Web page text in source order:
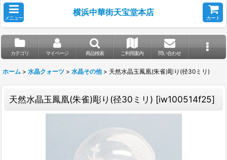
メニュー
横浜中華街天宝堂本店
カート
カテゴリ マイページ 商品検索 ご利用案内 問い合わせ
ホーム > 水晶クォーツ > 水晶その他 > 天然水晶玉鳳凰(朱雀)彫り(径30ミリ)
天然水晶玉鳳凰(朱雀)彫り(径30ミリ) [iw100514f25]